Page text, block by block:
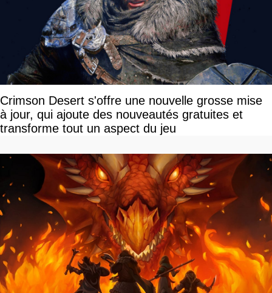
Crimson Desert s'offre une nouvelle grosse mise
à jour, qui ajoute des nouveautés gratuites et
transforme tout un aspect du jeu